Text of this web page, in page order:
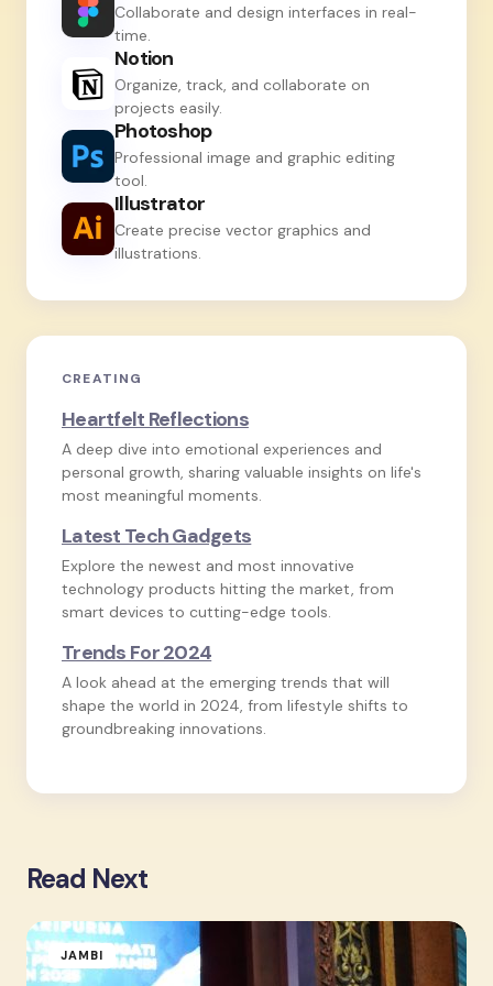
Collaborate and design interfaces in real-
time.
Notion
Organize, track, and collaborate on
projects easily.
Photoshop
Professional image and graphic editing
tool.
Illustrator
Create precise vector graphics and
illustrations.
CREATING
Heartfelt Reflections
A deep dive into emotional experiences and
personal growth, sharing valuable insights on life's
most meaningful moments.
Latest Tech Gadgets
Explore the newest and most innovative
technology products hitting the market, from
smart devices to cutting-edge tools.
Trends For 2024
A look ahead at the emerging trends that will
shape the world in 2024, from lifestyle shifts to
groundbreaking innovations.
Read Next
JAMBI